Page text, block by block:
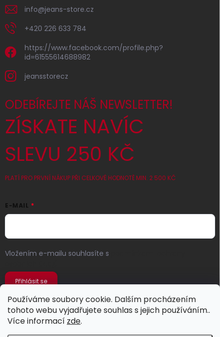
Používáme soubory cookie. Dalším procházením
tohoto webu vyjadřujete souhlas s jejich používáním..
Více informací zde.
info@jeans-store.cz
+420 226 633 784
https://www.facebook.com/profile.php?
id=61555614688982
jeansstorecz
ODEBÍREJTE NÁŠ NEWSLETTER!
ZÍSKATE NAVÍC
SLEVU 250 KČ
PLATÍ PRO PRVNÍ NÁKUP PŘI CELKOVÉ HODNOTĚ MIN. 2 500 KČ
E-MAIL
Vložením e-mailu souhlasíte s
Přihlásit se